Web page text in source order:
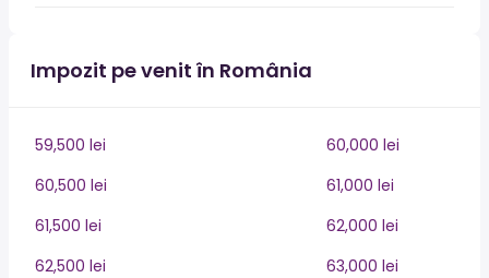
Impozit pe venit în România
59,500 lei
60,000 lei
60,500 lei
61,000 lei
61,500 lei
62,000 lei
62,500 lei
63,000 lei